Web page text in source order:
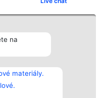
na
materiály.
Kontakt